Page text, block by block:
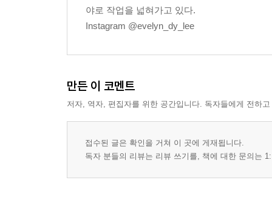
야로 작업을 넓혀가고 있다.
Instagram @evelyn_dy_lee
만든 이 코멘트
저자, 역자, 편집자를 위한 공간입니다. 독자들에게 전하
접수된 글은 확인을 거쳐 이 곳에 게재됩니다.
독자 분들의 리뷰는 리뷰 쓰기를, 책에 대한 문의는